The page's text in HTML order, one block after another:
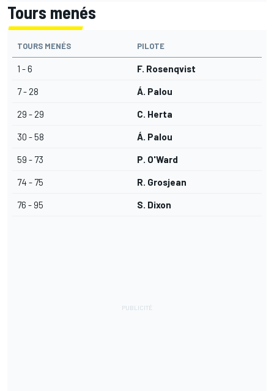
Tours menés
TOURS MENÉS PILOTE
1 - 6 F. Rosenqvist
7 - 28 Á. Palou
29 - 29 C. Herta
30 - 58 Á. Palou
59 - 73 P. O'Ward
74 - 75 R. Grosjean
76 - 95 S. Dixon